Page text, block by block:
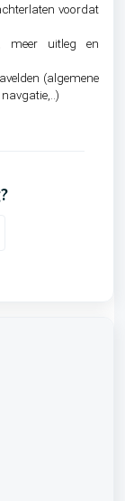
voordat
meer uitleg en
(algemene